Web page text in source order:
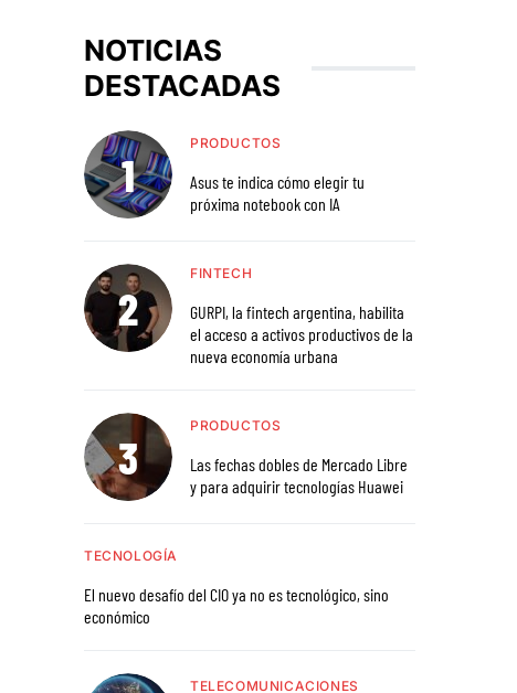
NOTICIAS
DESTACADAS
PRODUCTOS
Asus te indica cómo elegir tu
próxima notebook con IA
FINTECH
GURPI, la fintech argentina, habilita
el acceso a activos productivos de la
nueva economía urbana
PRODUCTOS
Las fechas dobles de Mercado Libre
y para adquirir tecnologías Huawei
TECNOLOGÍA
El nuevo desafío del CIO ya no es tecnológico, sino
económico
TELECOMUNICACIONES